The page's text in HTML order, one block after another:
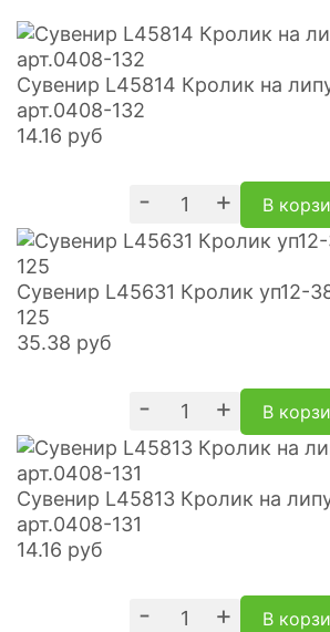
Сувенир L45814 Кролик на
арт.0408-132
14.16 руб
- + В
Сувенир L45631 Кролик уп12-
125
35.38 руб
- + В
Сувенир L45813 Кролик на
арт.0408-131
14.16 руб
- + В